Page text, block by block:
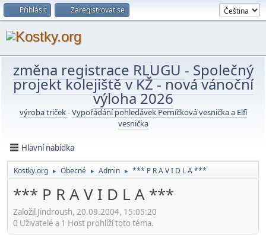
Přihlásit Zaregistrovat se
změna registrace RLUGU - Společný
projekt kolejiště v KŽ-nová vánoční
výloha 2026
výroba triček-Vypořádání pohledávek Perníčková vesnička a Elfí
vesnička
Hlavní nabídka
Kostky.org ► Obecné ► Admin ► *** P R A V I D L A ***
*** P R A V I D L A ***
Založil Jindroush, 20.09.2004, 15:05:20
0 Uživatelé a 1 Host prohlíží toto téma.